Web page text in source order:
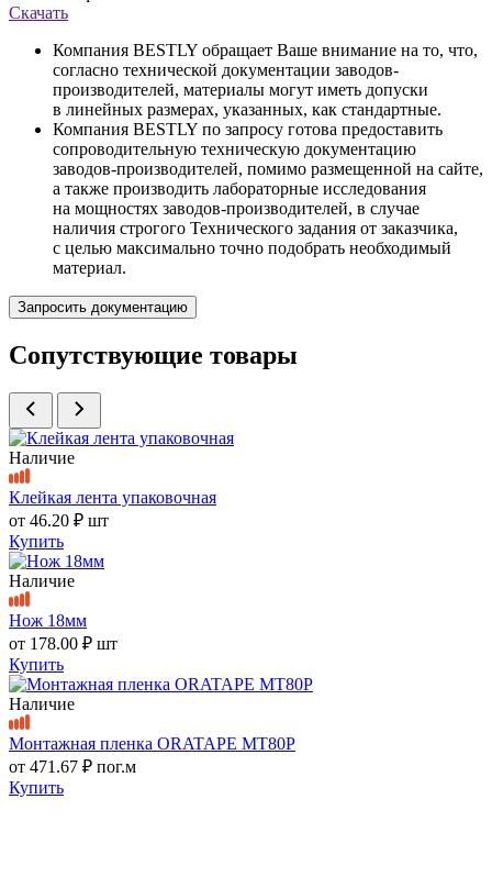
Скачать
Компания BESTLY обращает Ваше внимание на то, что,
согласно технической документации заводов-
производителей, материалы могут иметь допуски
в линейных размерах, указанных, как стандартные.
Компания BESTLY по запросу готова предоставить
сопроводительную техническую документацию
заводов-производителей, помимо размещенной на сайте,
а также производить лабораторные исследования
на мощностях заводов-производителей, в случае
наличия строгого Технического задания от заказчика,
с целью максимально точно подобрать необходимый
материал.
Запросить документацию
Сопутствующие товары
Наличие
Клейкая лента упаковочная
от 46.20 ₽ шт
Купить
Наличие
Нож 18мм
от 178.00 ₽ шт
Купить
Наличие
Монтажная пленка ORATAPE MT80P
от 471.67 ₽ пог.м
Купить